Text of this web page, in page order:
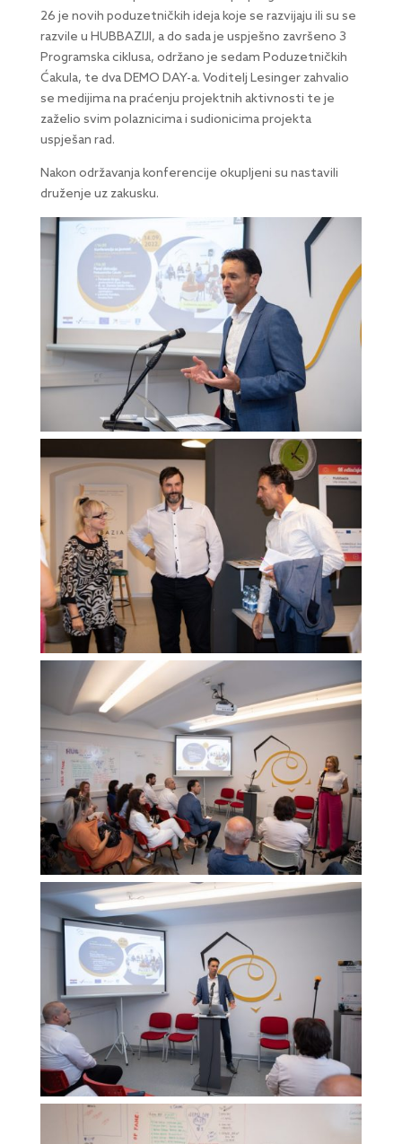
26 je novih poduzetničkih ideja koje se razvijaju ili su se
razvile u HUBBAZIJI, a do sada je uspješno završeno 3
Programska ciklusa, održano je sedam Poduzetničkih
Ćakula, te dva DEMO DAY-a. Voditelj Lesinger zahvalio
se medijima na praćenju projektnih aktivnosti te je
zaželio svim polaznicima i sudionicima projekta
uspješan rad.
Nakon održavanja konferencije okupljeni su nastavili
druženje uz zakusku.